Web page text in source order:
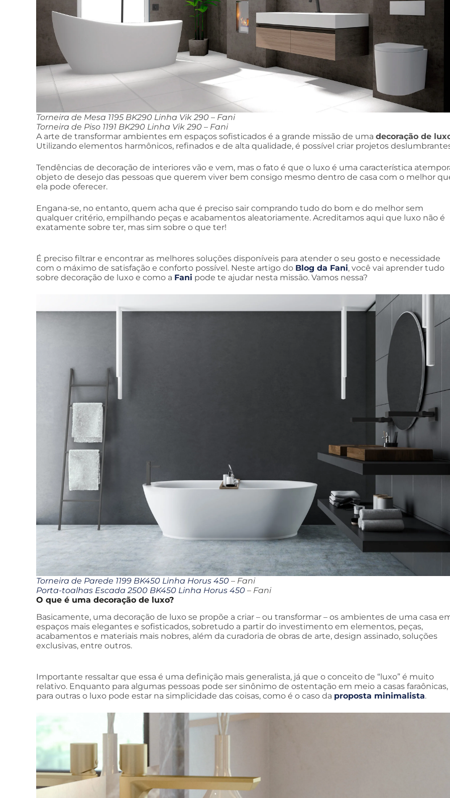
Torneira de Mesa 1195 BK290 Linha Vik 290 – Fani
Torneira de Piso 1191 BK290 Linha Vik 290 – Fani
A arte de transformar ambientes em espaços sofisticados é a grande missão de uma decoração de
Utilizando elementos harmônicos, refinados e de alta qualidade, é possível criar projetos
Tendências de decoração de interiores vão e vem, mas o fato é que o luxo é uma característica
objeto de desejo das pessoas que querem viver bem consigo mesmo dentro de casa com o melhor
ela pode oferecer.
Engana-se, no entanto, quem acha que é preciso sair comprando tudo do bom e do melhor sem
qualquer critério, empilhando peças e acabamentos aleatoriamente. Acreditamos aqui que luxo não é
exatamente sobre ter, mas sim sobre o que ter!
É preciso filtrar e encontrar as melhores soluções disponíveis para atender o seu gosto e necessidade
com o máximo de satisfação e conforto possível. Neste artigo do Blog da Fani, você vai aprender tudo
sobre decoração de luxo e como a Fani pode te ajudar nesta missão. Vamos nessa?
Torneira de Parede 1199 BK450 Linha Horus 450 – Fani
Porta-toalhas Escada 2500 BK450 Linha Horus 450 – Fani
O que é uma decoração de luxo?
Basicamente, uma decoração de luxo se propõe a criar – ou transformar – os ambientes de uma casa
espaços mais elegantes e sofisticados, sobretudo a partir do investimento em elementos, peças,
acabamentos e materiais mais nobres, além da curadoria de obras de arte, design assinado, soluções
exclusivas, entre outros.
Importante ressaltar que essa é uma definição mais generalista, já que o conceito de “luxo” é muito
relativo. Enquanto para algumas pessoas pode ser sinônimo de ostentação em meio a casas faraônicas,
para outras o luxo pode estar na simplicidade das coisas, como é o caso da proposta minimalista.